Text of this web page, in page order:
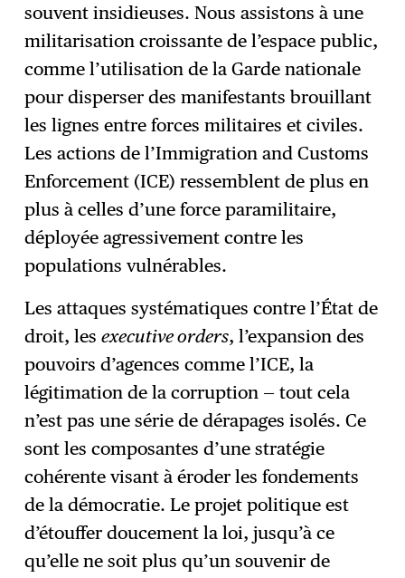
souvent insidieuses. Nous assistons à une
militarisation croissante de l’espace public,
comme l’utilisation de la Garde nationale
pour disperser des manifestants brouillant
les lignes entre forces militaires et civiles.
Les actions de l’Immigration and Customs
Enforcement (ICE) ressemblent de plus en
plus à celles d’une force paramilitaire,
déployée agressivement contre les
populations vulnérables.
Les attaques systématiques contre l’État de
droit, lesexecutive orders, l’expansion des
pouvoirs d’agences comme l’ICE, la
légitimation de la corruption — tout cela
n’est pas une série de dérapages isolés. Ce
sont les composantes d’une stratégie
cohérente visant à éroder les fondements
de la démocratie. Le projet politique est
d’étouffer doucement la loi, jusqu’à ce
qu’elle ne soit plus qu’un souvenir de